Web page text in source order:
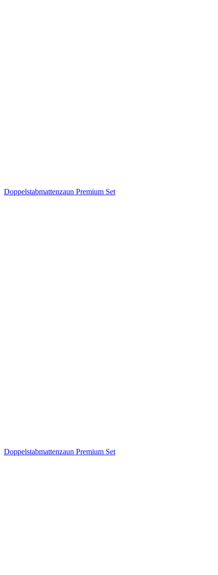
Doppelstabmattenzaun Premium Set
Doppelstabmattenzaun Premium Set